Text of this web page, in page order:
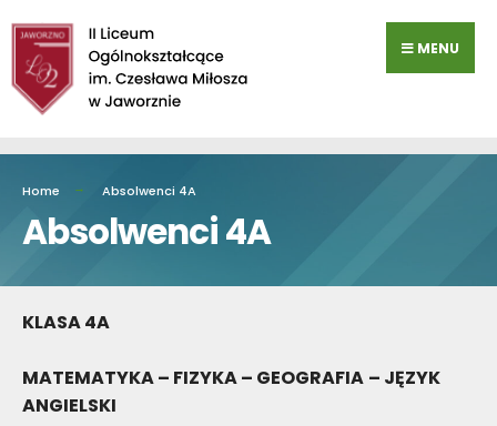
Przejdź
do
zawartości
MENU
Home Absolwenci 4A
Absolwenci 4A
KLASA 4A
MATEMATYKA – FIZYKA – GEOGRAFIA – JĘZYK
ANGIELSKI